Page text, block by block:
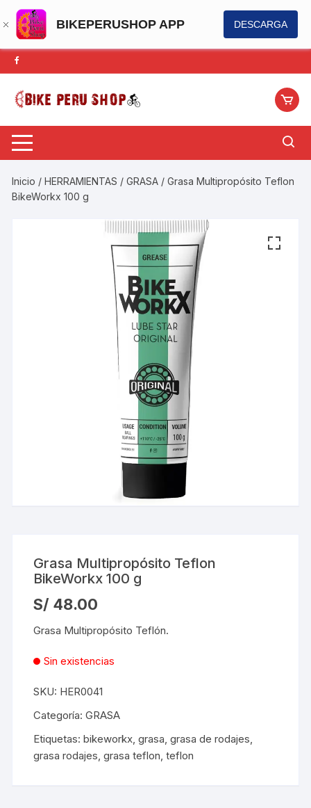
BIKEPERUSHOP APP DESCARGA
Saltar
al
contenido
Inicio /HERRAMIENTAS /GRASA / Grasa Multipropósito Teflon
BikeWorkx 100 g
Grasa Multipropósito Teflon
BikeWorkx 100 g
S/ 48.00
Grasa Multipropósito Teflón.
Sin existencias
SKU: HER0041
Categoría:GRASA
Etiquetas:bikeworkx ,grasa ,grasa de rodajes
grasa rodajes ,grasa teflon ,teflon